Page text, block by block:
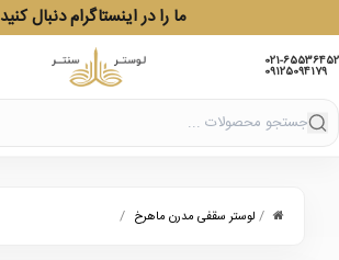
ما را در اینستاگرام دنبال کنید
021-65536452
09125094179
/ لوستر سقفی مدرن ماهرخ /